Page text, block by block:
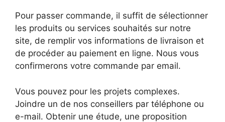
Pour passer commande, il suffit de sélectionner
les produits ou services souhaités sur notre
site, de remplir vos informations de livraison et
de procéder au paiement en ligne. Nous vous
confirmerons votre commande par email.
Vous pouvez pour les projets complexes.
Joindre un de nos conseillers par téléphone ou
e-mail. Obtenir une étude, une proposition